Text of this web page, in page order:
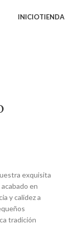
INICIOTIENDA
exquisita
en
y calidez a
tradición